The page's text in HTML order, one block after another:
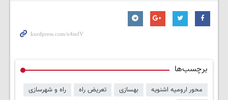
برچسب‌ها
محور ارومیه اشنویه بهسازی تعریض راه
راه و شهرسازی